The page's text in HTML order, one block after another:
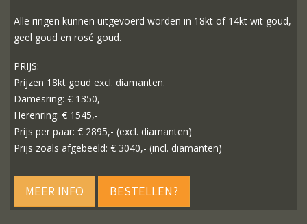
Alle ringen kunnen uitgevoerd worden in 18kt of 14kt wit goud,
geel goud en rosé goud.
PRIJS:
Prijzen 18kt goud excl. diamanten.
Damesring: € 1350,-
Herenring: € 1545,-
Prijs per paar: € 2895,- (excl. diamanten)
Prijs zoals afgebeeld: € 3040,- (incl. diamanten)
MEER INFO BESTELLEN?